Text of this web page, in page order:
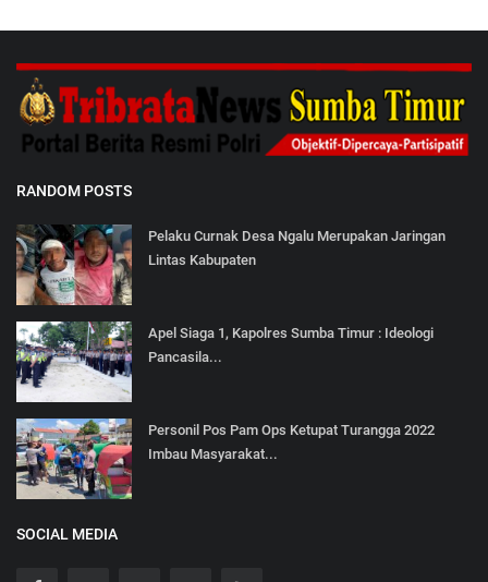
RANDOM POSTS
Pelaku Curnak Desa Ngalu Merupakan Jaringan
Lintas Kabupaten
Apel Siaga 1, Kapolres Sumba Timur : Ideologi
Pancasila...
Personil Pos Pam Ops Ketupat Turangga 2022
Imbau Masyarakat...
SOCIAL MEDIA